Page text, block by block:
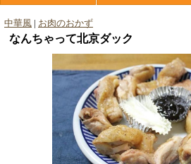
中華風 お肉のおかず
なんちゃって北京ダック